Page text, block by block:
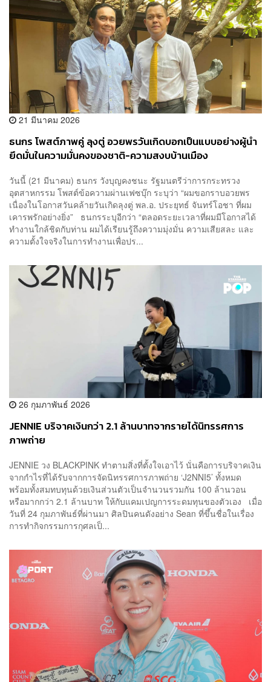
21 มีนาคม 2026
ธนกร โพสต์ภาพคู่ ลุงตู่ อวยพรวันเกิดบอกเป็นแบบอย่างผู้นำ
ยึดมั่นในความมั่นคงของชาติ-ความสงบบ้านเมือง
วันนี้ (21 มีนาคม) ธนกร วังบุญคงชนะ รัฐมนตรีว่าการกระทรวง
อุตสาหกรรม โพสต์ข้อความผ่านเฟซบุ๊ก ระบุว่า “ผมขอกราบอวยพร
เนื่องในโอกาสวันคล้ายวันเกิดลุงตู่ พล.อ. ประยุทธ์ จันทร์โอชา ที่ผม
เคารพรักอย่างยิ่ง” ธนกรระบุอีกว่า “ตลอดระยะเวลาที่ผมมีโอกาสได้
ทำงานใกล้ชิดกับท่าน ผมได้เรียนรู้ถึงความมุ่งมั่น ความเสียสละ และ
ความตั้งใจจริงในการทำงานเพื่อปร...
26 กุมภาพันธ์ 2026
JENNIE บริจาคเงินกว่า 2.1 ล้านบาทจากรายได้นิทรรศการ
ภาพถ่าย
JENNIE วง BLACKPINK ทำตามสิ่งที่ตั้งใจเอาไว้ นั่นคือการบริจาคเงิน
จากกำไรที่ได้รับจากการจัดนิทรรศการภาพถ่าย ‘J2NNI5’ ทั้งหมด
พร้อมทั้งสมทบทุนด้วยเงินส่วนตัวเป็นจำนวนรวมกัน 100 ล้านวอน
หรือมากกว่า 2.1 ล้านบาท ให้กับแคมเปญการระดมทุนของตัวเอง เมื่อ
วันที่ 24 กุมภาพันธ์ที่ผ่านมา ศิลปินคนดังอย่าง Sean ที่ขึ้นชื่อในเรื่อง
การทำกิจกรรมการกุศลเป็...